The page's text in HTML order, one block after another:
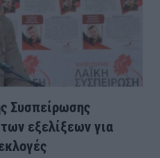
Συσπείρωσης
εξελίξεων για